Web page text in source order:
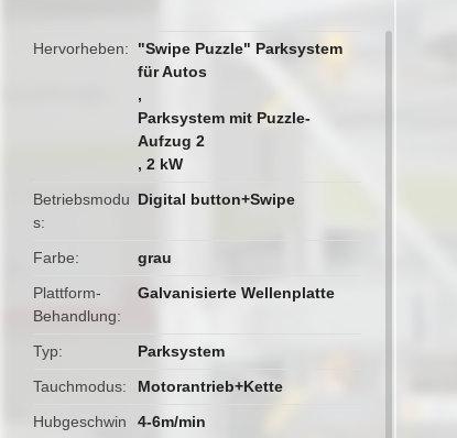
Hervorheben
"Swipe Puzzle" Parksystem
für Autos
,
Parksystem mit Puzzle-
Aufzug 2
,2 kW
Betriebsmodu
s
Digital button+Swipe
Farbe
grau
Plattform-
Behandlung
Galvanisierte Wellenplatte
Typ
Parksystem
Tauchmodus
Motorantrieb+Kette
Hubgeschwin
4-6m/min